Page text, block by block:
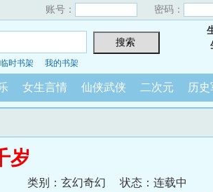
账号： 密码：
临时书架 我的书架
女生言情 仙侠武侠 二次元 历
岁
类别：玄幻奇幻
状态：连载中